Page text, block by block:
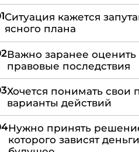
Ситуация кажется
ясного плана
Важно заранее оценить
правовые последствия
Хочется понимать свои
варианты действий
Нужно принять
которого зависят